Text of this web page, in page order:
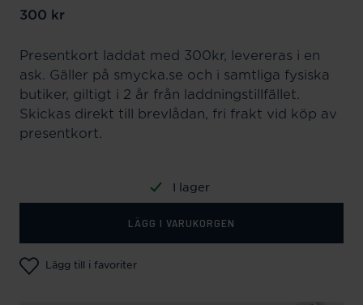
Pris:300 kr
300 kr
Presentkort laddat med 300kr, levereras i en
ask. Gäller på smycka.se och i samtliga fysiska
butiker, giltigt i 2 år från laddningstillfället.
Skickas direkt till brevlådan, fri frakt vid köp av
presentkort.
I lager
LÄGG I VARUKORGEN
Lägg till i favoriter